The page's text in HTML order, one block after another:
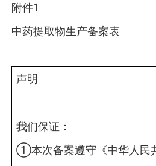
附件1
中药提取物生产备案表
声明
我们保证：
①本次备案遵守《中华人民